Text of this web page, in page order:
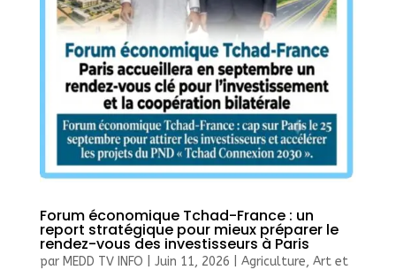
Forum économique Tchad-France : un
report stratégique pour mieux préparer le
rendez-vous des investisseurs à Paris
par MEDD TV INFO Juin 11, 2026 Agriculture, Art et